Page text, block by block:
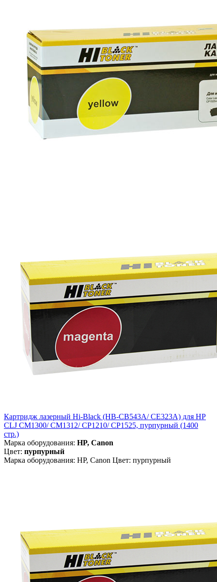
Картридж лазерный Hi-Black (HB-CB543A/ CE323A) для HP
CLJ CM1300/ CM1312/ CP1210/ CP1525, пурпурный (1400
стр.)
Марка оборудования: HP, Canon
Цвет: пурпурный
Марка оборудования: HP, Canon Цвет: пурпурный